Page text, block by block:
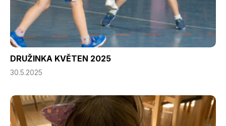
DRUŽINKA KVĚTEN 2025
30.5.2025